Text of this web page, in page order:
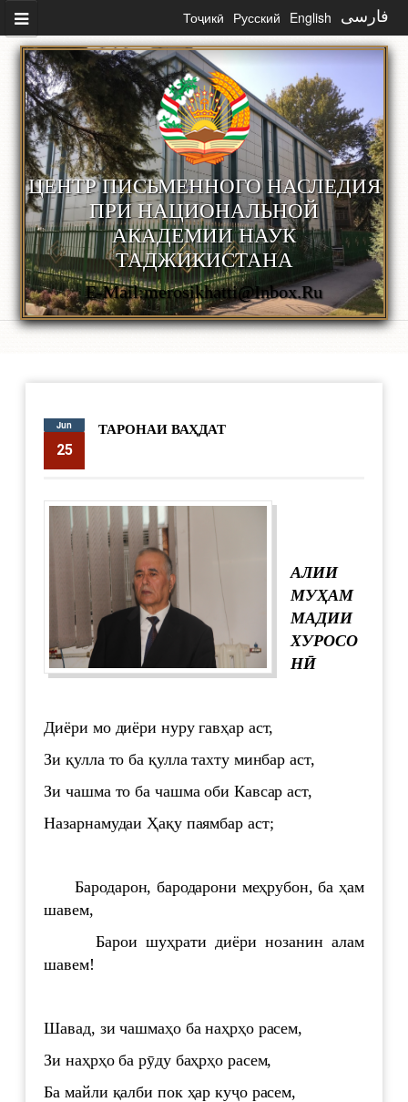
Skip to main content Тоҷикӣ Русский English فارسی
ЦЕНТР ПИСЬМЕННОГО НАСЛЕДИЯ
ПРИ НАЦИОНАЛЬНОЙ
АКАДЕМИИ НАУК
ТАДЖИКИСТАНА
E-Mail:merosikhatti@inbox.ru
25
Jun ТАРОНАИ ВАҲДАТ
АЛИИ
МУҲАМ
МАДИИ
ХУРОСО
НӢ
Диёри мо диёри нуру гавҳар аст,
Зи қулла то ба қулла тахту минбар аст,
Зи чашма то ба чашма оби Кавсар аст,
Назарнамудаи Ҳақу паямбар аст;
Бародарон, бародарони меҳрубон, ба ҳам
шавем,
Барои шуҳрати диёри нозанин алам
шавем!
Шавад, зи чашмаҳо ба наҳрҳо расем,
Зи наҳрҳо ба рӯду баҳрҳо расем,
Ба майли қалби пок ҳар куҷо расем,